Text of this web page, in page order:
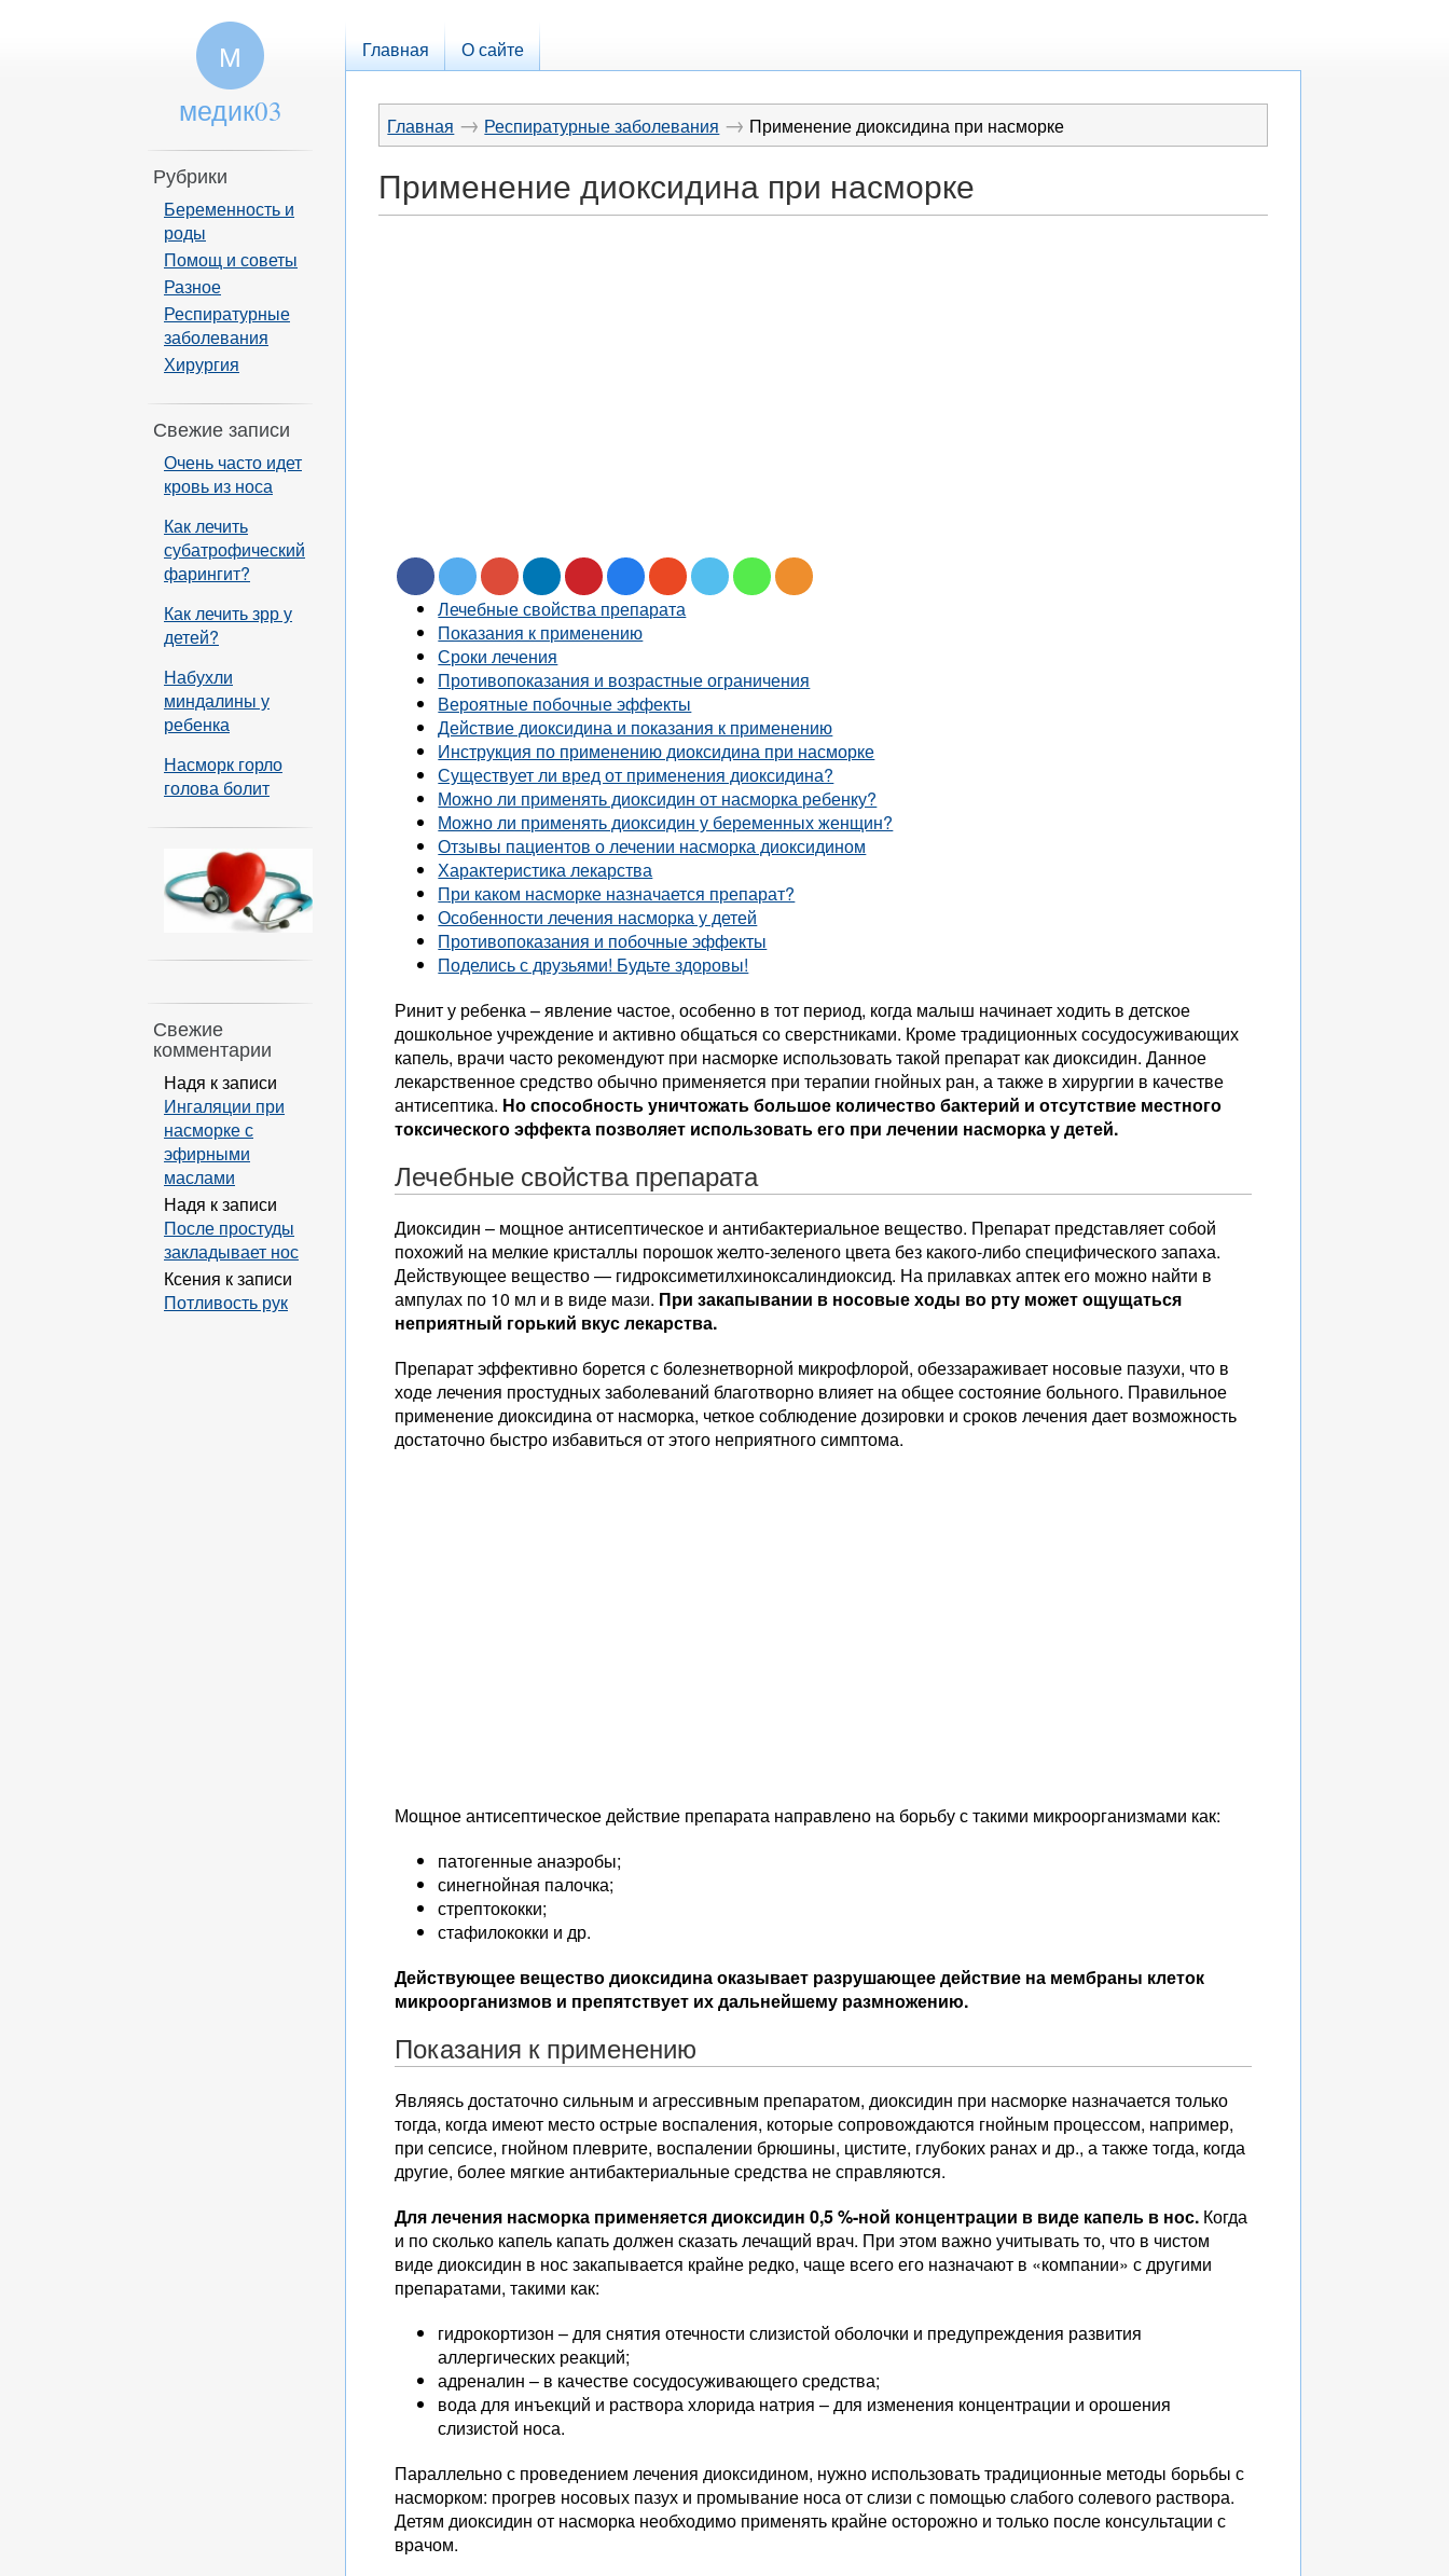
Главная О сайте
Главная → Респиратурные заболевания → Применение диоксидина при насморке
Применение диоксидина при насморке
Лечебные свойства препарата
Показания к применению
Сроки лечения
Противопоказания и возрастные ограничения
Вероятные побочные эффекты
Действие диоксидина и показания к применению
Инструкция по применению диоксидина при насморке
Существует ли вред от применения диоксидина?
Можно ли применять диоксидин от насморка ребенку?
Можно ли применять диоксидин у беременных женщин?
Отзывы пациентов о лечении насморка диоксидином
Характеристика лекарства
При каком насморке назначается препарат?
Особенности лечения насморка у детей
Противопоказания и побочные эффекты
Поделись с друзьями! Будьте здоровы!
Ринит у ребенка – явление частое, особенно в тот период, когда малыш начинает ходить в детское
дошкольное учреждение и активно общаться со сверстниками. Кроме традиционных сосудосуживающих
капель, врачи часто рекомендуют при насморке использовать такой препарат как диоксидин. Данное
лекарственное средство обычно применяется при терапии гнойных ран, а также в хирургии в качестве
антисептика. Но способность уничтожать большое количество бактерий и отсутствие местного
токсического эффекта позволяет использовать его при лечении насморка у детей.
Лечебные свойства препарата
Диоксидин – мощное антисептическое и антибактериальное вещество. Препарат представляет собой
похожий на мелкие кристаллы порошок желто-зеленого цвета без какого-либо специфического запаха.
Действующее вещество — гидроксиметилхиноксалиндиоксид. На прилавках аптек его можно найти в
ампулах по 10 мл и в виде мази. При закапывании в носовые ходы во рту может ощущаться
неприятный горький вкус лекарства.
Препарат эффективно борется с болезнетворной микрофлорой, обеззараживает носовые пазухи, что в
ходе лечения простудных заболеваний благотворно влияет на общее состояние больного. Правильное
применение диоксидина от насморка, четкое соблюдение дозировки и сроков лечения дает возможность
достаточно быстро избавиться от этого неприятного симптома.
Мощное антисептическое действие препарата направлено на борьбу с такими микроорганизмами как:
патогенные анаэробы;
синегнойная палочка;
стрептококки;
стафилококки и др.
Действующее вещество диоксидина оказывает разрушающее действие на мембраны клеток
микроорганизмов и препятствует их дальнейшему размножению.
Показания к применению
Являясь достаточно сильным и агрессивным препаратом, диоксидин при насморке назначается только
тогда, когда имеют место острые воспаления, которые сопровождаются гнойным процессом, например,
при сепсисе, гнойном плеврите, воспалении брюшины, цистите, глубоких ранах и др., а также тогда, когда
другие, более мягкие антибактериальные средства не справляются.
Для лечения насморка применяется диоксидин 0,5 %-ной концентрации в виде капель в нос. Когда
и по сколько капель капать должен сказать лечащий врач. При этом важно учитывать то, что в чистом
виде диоксидин в нос закапывается крайне редко, чаще всего его назначают в «компании» с другими
препаратами, такими как:
гидрокортизон – для снятия отечности слизистой оболочки и предупреждения развития
аллергических реакций;
адреналин – в качестве сосудосуживающего средства;
вода для инъекций и раствора хлорида натрия – для изменения концентрации и орошения
слизистой носа.
Параллельно с проведением лечения диоксидином, нужно использовать традиционные методы борьбы с
насморком: прогрев носовых пазух и промывание носа от слизи с помощью слабого солевого раствора.
Детям диоксидин от насморка необходимо применять крайне осторожно и только после консультации с
врачом.
М
медик03
Рубрики
Беременность и
роды
Помощ и советы
Разное
Респиратурные
заболевания
Хирургия
Свежие записи
Очень часто идет
кровь из носа
Как лечить
субатрофический
фарингит?
Как лечить зрр у
детей?
Набухли
миндалины у
ребенка
Насморк горло
голова болит
Свежие
комментарии
Надя к записи
Ингаляции при
насморке с
эфирными
маслами
Надя к записи
После простуды
закладывает нос
Ксения к записи
Потливость рук